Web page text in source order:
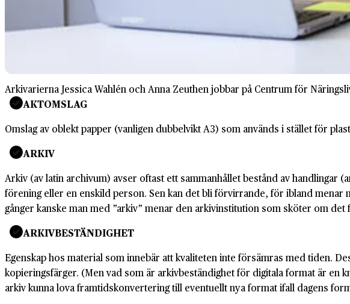
Arkivarierna Jessica Wahlén och Anna Zeuthen jobbar på Centrum för
AKTOMSLAG
Omslag av oblekt papper (vanligen dubbelvikt A3) som används i stället för
ARKIV
Arkiv (av latin archivum) avser oftast ett sammanhållet bestånd av
förening eller en enskild person. Sen kan det bli förvirrande, för ibland menar
gånger kanske man med ”arkiv” menar den arkivinstitution som sköter om
ARKIVBESTÄNDIGHET
Egenskap hos material som innebär att kvaliteten inte försämras med tiden.
kopieringsfärger. (Men vad som är arkivbeständighet för digitala format är en
arkiv kunna lova framtidskonvertering till eventuellt nya format ifall dagens